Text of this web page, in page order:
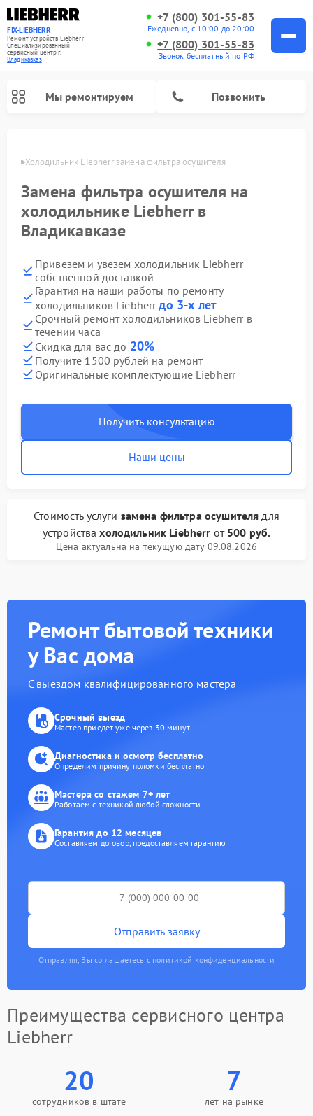
FIX-LIEBHERR
Ремонт устройств Liebherr
Специализированный
cервисный центр г.
Владикавказ
+7 (800) 301-55-83
Ежедневно, с 10:00 до 20:00
+7 (800) 301-55-83
Звонок бесплатный по РФ
Мы ремонтируем Позвонить
Холодильник Liebherr замена фильтра осушителя
Замена фильтра осушителя на
холодильнике Liebherr в
Владикавказе
Привезем и увезем холодильник Liebherr
собственной доставкой
Гарантия на наши работы по ремонту
холодильников Liebherrдо 3-х лет
Срочный ремонт холодильников Liebherr в
течении часа
Скидка для вас до 20%
Получите 1500 рублей на ремонт
Оригинальные комплектующие Liebherr
Получить консультацию
Наши цены
Стоимость услуги замена фильтра осушителя для
устройствахолодильник Liebherr от 500 руб.
Цена актуальна на текущую дату 09.08.2026
Ремонт бытовой техники
у Вас дома
С выездом квалифицированного мастера
Срочный выезд
Мастер приедет уже через 30 минут
Диагностика и осмотр бесплатно
Определим причину поломки бесплатно
Мастера со стажем 7+ лет
Работаем с техникой любой сложности
Гарантия до 12 месяцев
Составляем договор, предоставляем гарантию
Отправить заявку
Отправляя, Вы соглашаетесь с политикой конфиденциальности
Преимущества сервисного центра
Liebherr
20
сотрудников в штате
7
лет на рынке